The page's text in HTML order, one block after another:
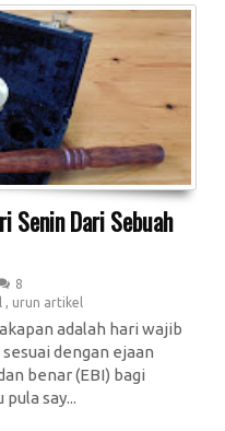
Senin Dari Sebuah
8
, urun artikel
adalah hari wajib
dengan ejaan
benar (EBI) bagi
say...